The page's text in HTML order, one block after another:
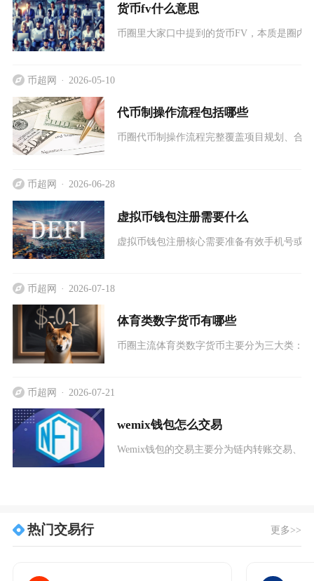
货币fv什么意思
币圈里大家口中提到的货币FV，本质是圈内
币超网 2026-05-10
代币制操作流程包括哪些
币圈代币制操作流程完整覆盖项目规划、合
币超网 2026-06-28
虚拟币钱包注册需要什么
虚拟币钱包注册核心需要准备有效手机号或
币超网 2026-07-18
体育类数字货币有哪些
币圈主流体育类数字货币主要分为三大类：
币超网 2026-07-21
wemix钱包怎么交易
Wemix钱包的交易主要分为链内转账交易、
热门交易行 更多>>